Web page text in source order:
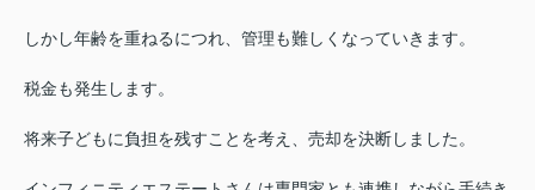
しかし年齢を重ねるにつれ、管理も難しくなっていきます。
税金も発生します。
将来子どもに負担を残すことを考え、売却を決断しました。